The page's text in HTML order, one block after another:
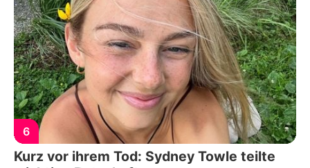
6
Kurz vor ihrem Tod: Sydney Towle teilte